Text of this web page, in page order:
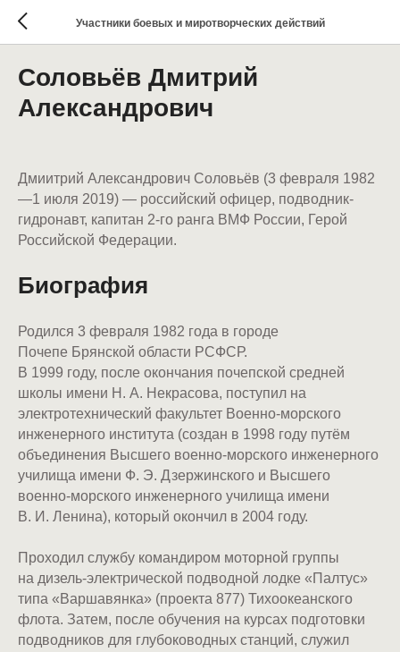
Участники боевых и миротворческих действий
Соловьёв Дмитрий
Александрович
Дмиитрий Александрович Соловьёв (3 февраля 1982
—1 июля 2019) — российский офицер, подводник-
гидронавт, капитан 2-го ранга ВМФ России, Герой
Российской Федерации.
Биография
Родился 3 февраля 1982 года в городе
Почепе Брянской области РСФСР.
В 1999 году, после окончания почепской средней
школы имени Н. А. Некрасова, поступил на
электротехнический факультет Военно-морского
инженерного института (создан в 1998 году путём
объединения Высшего военно-морского инженерного
училища имени Ф. Э. Дзержинского и Высшего
военно-морского инженерного училища имени
В. И. Ленина), который окончил в 2004 году.
Проходил службу командиром моторной группы
на дизель-электрической подводной лодке «Палтус»
типа «Варшавянка» (проекта 877) Тихоокеанского
флота. Затем, после обучения на курсах подготовки
подводников для глубоководных станций, служил